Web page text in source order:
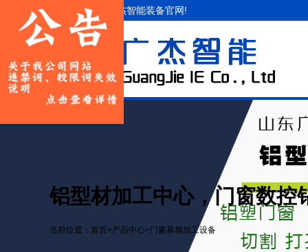
欢迎访问山东广杰智能装备官网!
铝型材加工中心，门窗数控
当前位置： 首页>产品中心>门窗幕墙加工设备